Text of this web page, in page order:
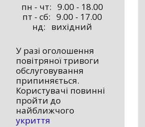
пн - чт: 9.00 - 18.00
пт - сб: 9.00 - 17.00
нд: вихідний
У разі оголошення
повітряної тривоги
обслуговування
припиняється.
Користувачі повинні
пройти до
найближчого
укриття